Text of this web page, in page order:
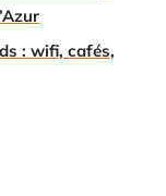
: wifi, cafés,